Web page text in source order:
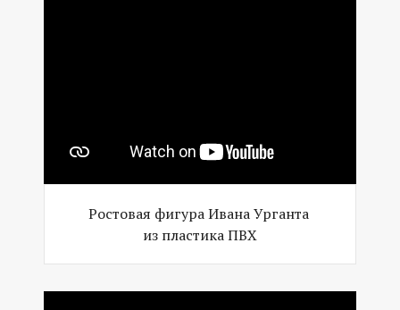
Ростовая фигура Ивана Урганта
из пластика ПВХ